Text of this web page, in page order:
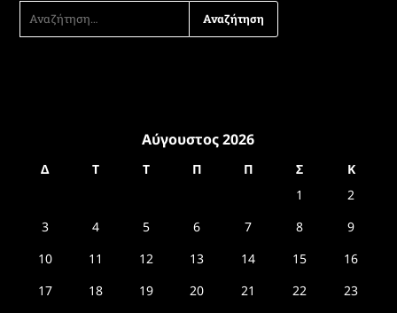
ΑΝΑΖΉΤΗΣΗ
ΓΙΑ:
Αύγουστος 2026
Δ Τ Τ Π Π Σ
Κ
1
2
3
4 5 6 7 8
9
10
11 12 13 14 15
16
17
18 19 20 21 22
23